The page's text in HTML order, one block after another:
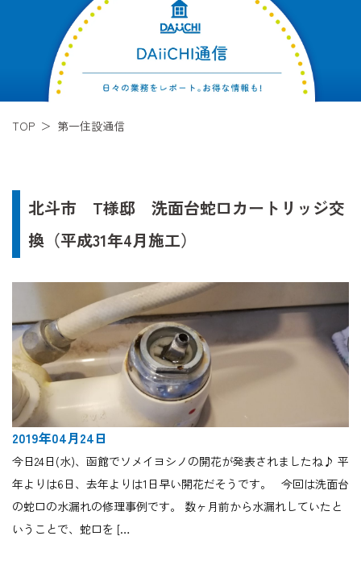
TOP 第一住設通信
北斗市 T様邸 洗面台蛇口カートリッジ交
換（平成31年4月施工）
2019年04月24日
今日24日(水)、函館でソメイヨシノの開花が発表されましたね♪ 平
年よりは6日、去年よりは1日早い開花だそうです。 今回は洗面台
の蛇口の水漏れの修理事例です。 数ヶ月前から水漏れしていたと
いうことで、蛇口を […